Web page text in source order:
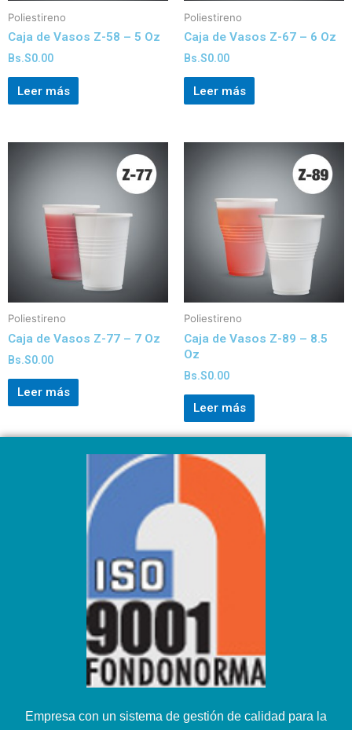
Poliestireno
Caja de Vasos Z-58 – 5 Oz
Bs.S0.00
Leer más
Poliestireno
Caja de Vasos Z-67 – 6 Oz
Bs.S0.00
Leer más
Poliestireno
Caja de Vasos Z-77 – 7 Oz
Bs.S0.00
Leer más
Poliestireno
Caja de Vasos Z-89 – 8.5
Oz
Bs.S0.00
Leer más
Empresa con un sistema de gestión de calidad para la